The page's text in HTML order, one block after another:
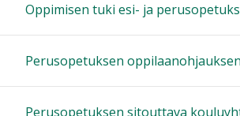
Oppimisen tuki esi- ja
Perusopetuksen
Perusopetuksen sitouttava